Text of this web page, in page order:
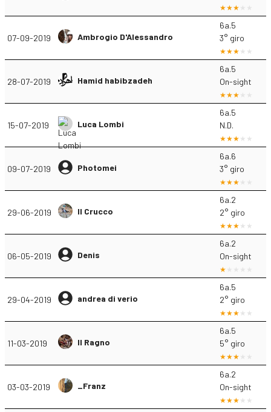
07-09-2019 Ambrogio D'Alessandro
6a.5
3° giro
28-07-2019 Hamid habibzadeh
6a.5
On-sight
15-07-2019 Luca Lombi
6a.5
N.D.
09-07-2019 Photomei
6a.6
3° giro
29-06-2019 Il Crucco
6a.2
2° giro
06-05-2019 Denis
6a.2
On-sight
29-04-2019 andrea di verio
6a.5
2° giro
11-03-2019 Il Ragno
6a.5
5° giro
03-03-2019 _Franz
6a.2
On-sight